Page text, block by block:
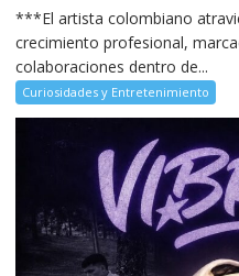
***El artista colombiano
crecimiento profesional,
colaboraciones dentro de...
Curiosidades y Entretenimiento